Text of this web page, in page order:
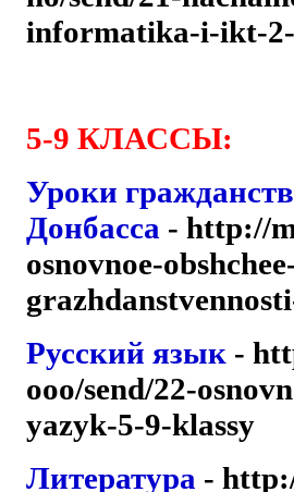
informatika-i-ikt-
5-9 КЛАССЫ:
Уроки
Донбасса - http://
osnovnoe-
Русский язык -
ooo/send/22-
yazyk-5-9-klassy
Литература -